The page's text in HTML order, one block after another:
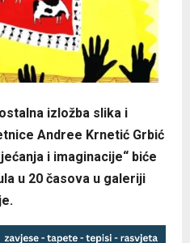
izložba slika i
Andree Krnetić Grbić
i imaginacije“ biće
u 20 časova u galeriji